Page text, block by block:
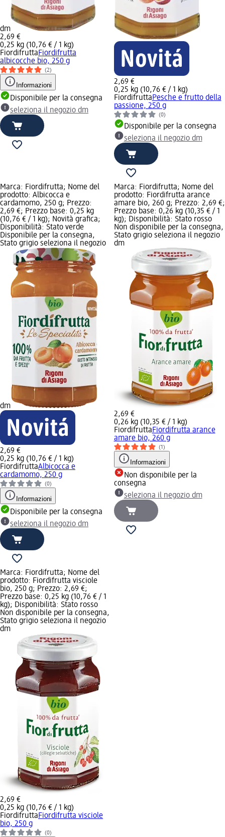
dm
2,69 €
0,25 kg (10,76 € / 1 kg)
FiordifruttaFiordifrutta
albicocche bio, 250 g
(2)
Informazioni
Disponibile per la consegna
seleziona il negozio dm
2,69 €
0,25 kg (10,76 € / 1 kg)
FiordifruttaPesche e frutto della
passione, 250 g
(0)
Disponibile per la consegna
seleziona il negozio dm
Marca: Fiordifrutta; Nome del
prodotto: Albicocca e
cardamomo, 250 g; Prezzo:
2,69 €; Prezzo base: 0,25 kg
(10,76 € / 1 kg); Novità grafica;
Disponibilità: Stato verde
Disponibile per la consegna,
Stato grigio seleziona il negozio
dm
2,69 €
0,25 kg (10,76 € / 1 kg)
FiordifruttaAlbicocca e
cardamomo, 250 g
(0)
Informazioni
Disponibile per la consegna
seleziona il negozio dm
Marca: Fiordifrutta; Nome del
prodotto: Fiordifrutta arance
amare bio, 260 g; Prezzo: 2,69 €;
Prezzo base: 0,26 kg (10,35 € / 1
kg); Disponibilità: Stato rosso
Non disponibile per la consegna,
Stato grigio seleziona il negozio
dm
2,69 €
0,26 kg (10,35 € / 1 kg)
FiordifruttaFiordifrutta arance
amare bio, 260 g
(1)
Informazioni
Non disponibile per la
consegna
seleziona il negozio dm
Marca: Fiordifrutta; Nome del
prodotto: Fiordifrutta visciole
bio, 250 g; Prezzo: 2,69 €;
Prezzo base: 0,25 kg (10,76 € / 1
kg); Disponibilità: Stato rosso
Non disponibile per la consegna,
Stato grigio seleziona il negozio
dm
2,69 €
0,25 kg (10,76 € / 1 kg)
FiordifruttaFiordifrutta visciole
bio, 250 g
(0)